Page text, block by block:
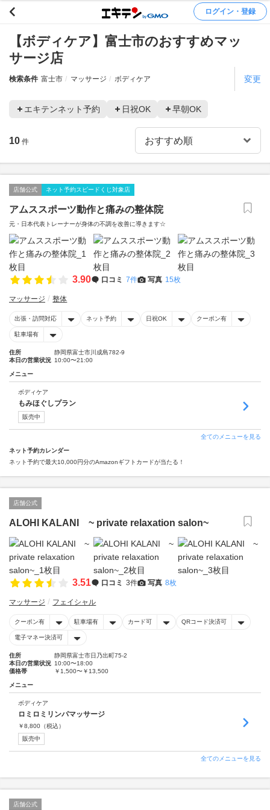
ログイン・登録
【ボディケア】富士市のおすすめマッ
サージ店
検索条件 富士市 マッサージ ボディケア 変更
エキテンネット予約 日祝OK 早朝OK
10 件
店舗公式 ネット予約スピードくじ対象店
アムススポーツ動作と痛みの整体院
元・日本代表トレーナーが身体の不調を改善に導きます☆
3.90 口コミ 7件 写真 15枚
マッサージ 整体
出張・訪問対応 ネット予約 日祝OK クーポン有
駐車場有
住所
静岡県富士市川成島782-9
本日の営業状況 10:00〜21:00
メニュー
ボディケア
もみほぐしプラン
販売中
全てのメニューを見る
ネット予約カレンダー
ネット予約で最大10,000円分のAmazonギフトカードが当たる！
店舗公式
ALOHI KALANI ~ private relaxation salon~
3.51 口コミ 3件 写真 8枚
マッサージ フェイシャル
クーポン有 駐車場有 カード可 QRコード決済可
電子マネー決済可
住所
静岡県富士市日乃出町75-2
本日の営業状況 10:00〜18:00
価格帯
￥1,500〜￥13,500
メニュー
ボディケア
ロミロミリンパマッサージ
￥8,800 （税込）
販売中
全てのメニューを見る
店舗公式